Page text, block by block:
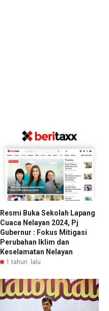
Resmi Buka Sekolah Lapang
Cuaca Nelayan 2024, Pj
Gubernur : Fokus Mitigasi
Perubahan Iklim dan
Keselamatan Nelayan
1 tahun lalu